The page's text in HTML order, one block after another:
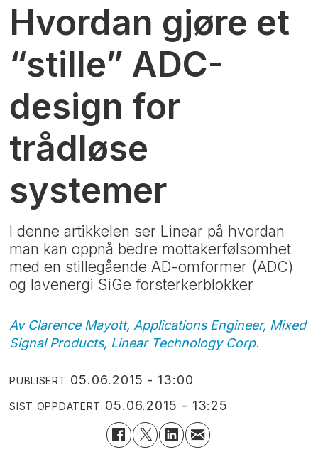
Hvordan gjøre et
“stille” ADC-
design for
trådløse
systemer
I denne artikkelen ser Linear på hvordan
man kan oppnå bedre mottakerfølsomhet
med en stillegående AD-omformer (ADC)
og lavenergi SiGe forsterkerblokker
Av Clarence Mayott, Applications Engineer, Mixed
Signal Products, Linear Technology Corp.
PUBLISERT 05.06.2015 - 13:00
SIST OPPDATERT 05.06.2015 - 13:25